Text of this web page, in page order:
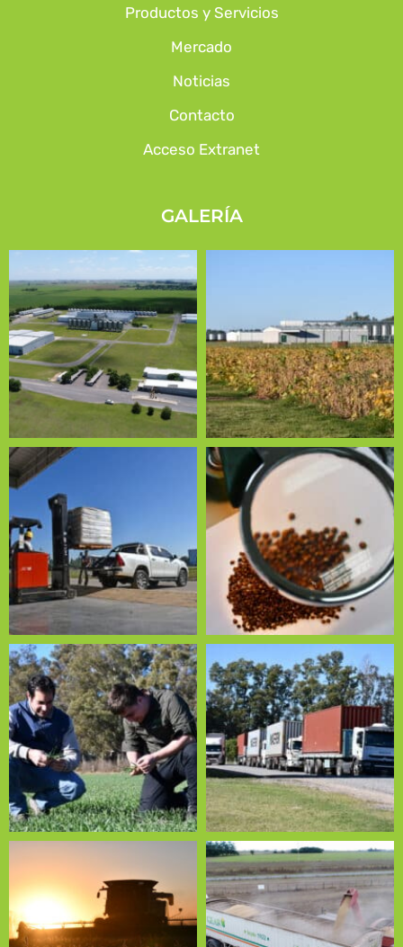
Productos y Servicios
Mercado
Noticias
Contacto
Acceso Extranet
GALERÍA